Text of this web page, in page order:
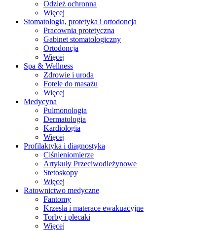
Odzież ochronna
Więcej
Stomatologia, protetyka i ortodoncja
Pracownia protetyczna
Gabinet stomatologiczny
Ortodoncja
Więcej
Spa & Wellness
Zdrowie i uroda
Fotele do masażu
Więcej
Medycyna
Pulmonologia
Dermatologia
Kardiologia
Więcej
Profilaktyka i diagnostyka
Ciśnieniomierze
Artykuły Przeciwodleżynowe
Stetoskopy
Więcej
Ratownictwo medyczne
Fantomy
Krzesła i materace ewakuacyjne
Torby i plecaki
Więcej